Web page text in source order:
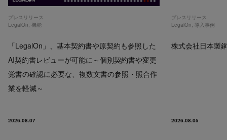
プレスリリース
LegalOn,機能
「LegalOn」、基本契約書や原契約も参照した
AI契約書レビューが可能に～個別契約書や変更
覚書の確認に必要な、複数文書の参照・照合作
業を軽減～
2026.08.07
プレスリリース
LegalOn, 導入事例
株式会社日本製
2026.08.05